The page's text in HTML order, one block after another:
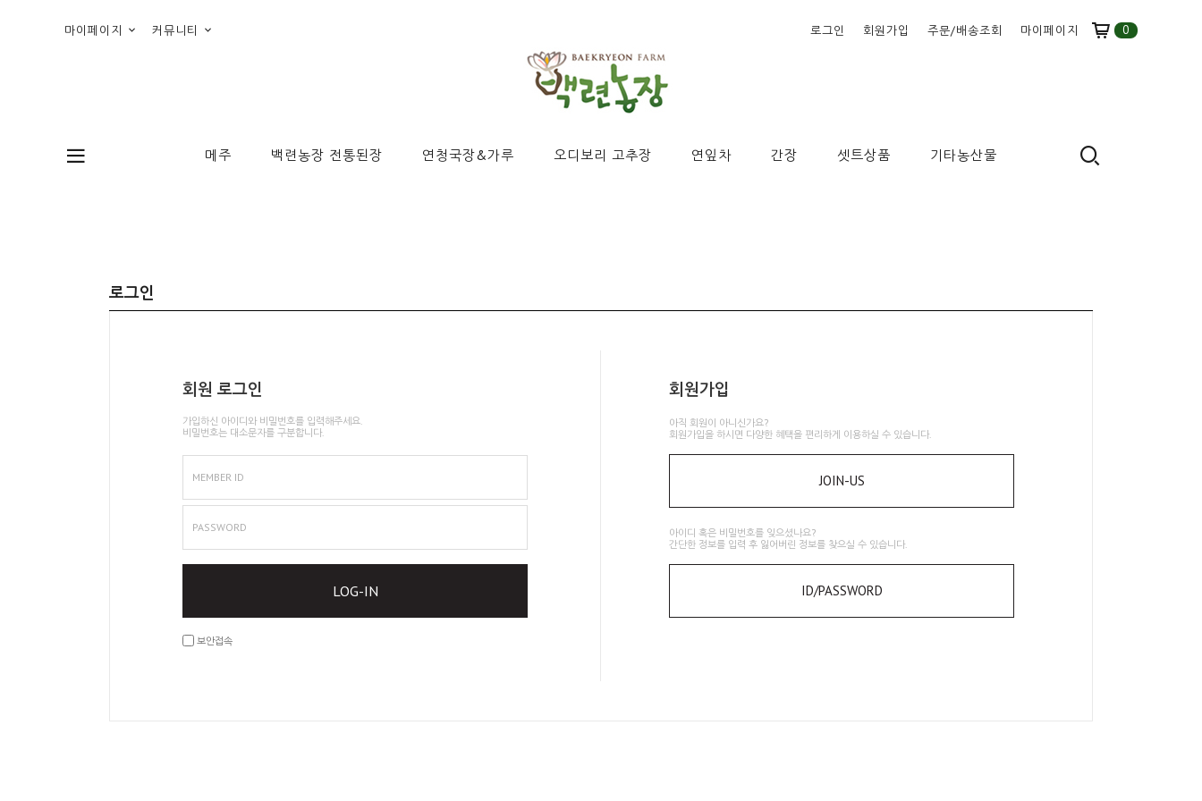
마이페이지 커뮤니티 로그인 회원가입 주문/배송조회 마이페이지 0
메주 백련농장 전통된장 연청국장&가루 오디보리 고추장 연잎차 간장 셋트상품 기타농산물
로그인
회원 로그인
가입하신 아이디와 비밀번호를 입력해주세요.
비밀번호는 대소문자를 구분합니다.
MEMBER ID
PASSWORD
LOG-IN
보안접속
회원가입
아직 회원이 아니신가요?
회원가입을 하시면 다양한 혜택을 편리하게 이용하실 수 있습니다.
JOIN-US
아이디 혹은 비밀번호를 잊으셨나요?
간단한 정보를 입력 후 잃어버린 정보를 찾으실 수 있습니다.
ID/PASSWORD